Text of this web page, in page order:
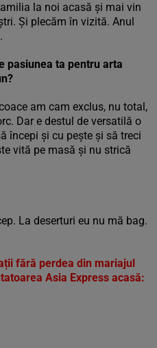
la noi acasă și mai vin
Și plecăm în vizită. Anul
pasiunea ta pentru arta
am cam exclus, nu total,
Dar e destul de versatilă o
începi și cu pește și să treci
vită pe masă și nu strică
La deserturi eu nu mă bag.
fără perdea din mariajul
Asia Express acasă: